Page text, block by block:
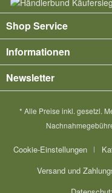
Shop Service
Informationen
Newsletter
* Alle Preise inkl. gesetzl.
Cookie-Einstellungen
Versand und